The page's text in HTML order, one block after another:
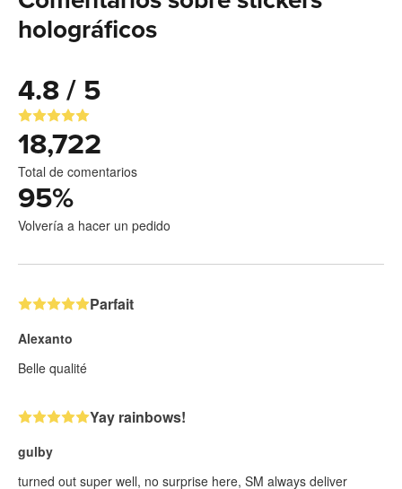
holográficos
4.8 / 5
18,722
Total de comentarios
95%
Volvería a hacer un pedido
Parfait
Alexanto
Belle qualité
Yay rainbows!
gulby
turned out super well, no surprise here, SM always deliver